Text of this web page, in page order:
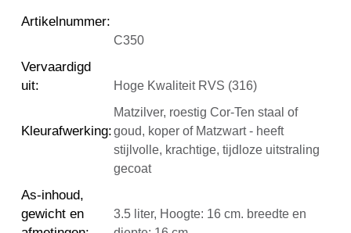
Artikelnummer:
C350
Vervaardigd
uit: Hoge Kwaliteit RVS (316)
Kleurafwerking:
Matzilver, roestig Cor-Ten staal of
goud, koper of Matzwart - heeft
stijlvolle, krachtige, tijdloze uitstraling
gecoat
As-inhoud,
gewicht en
3.5 liter, Hoogte: 16 cm. breedte en